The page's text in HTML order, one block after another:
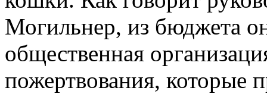
Могильнер, из бюджета
общественная
пожертвования, которые